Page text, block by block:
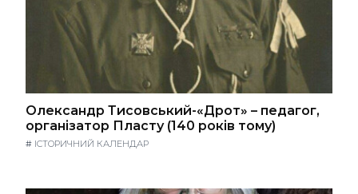
Олександр Тисовський-«Дрот» – педагог,
організатор Пласту (140 років тому)
# ІСТОРИЧНИЙ КАЛЕНДАР